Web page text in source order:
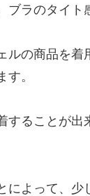
ブラのタイト
ルの商品を
す。
することが
によって、